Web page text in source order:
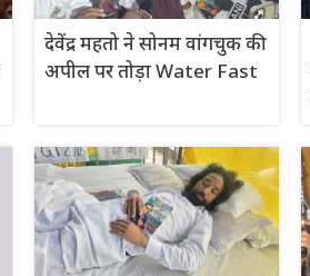
देवेंद्र महतो ने सोनम वांगचुक की
अपील पर तोड़ा Water Fast